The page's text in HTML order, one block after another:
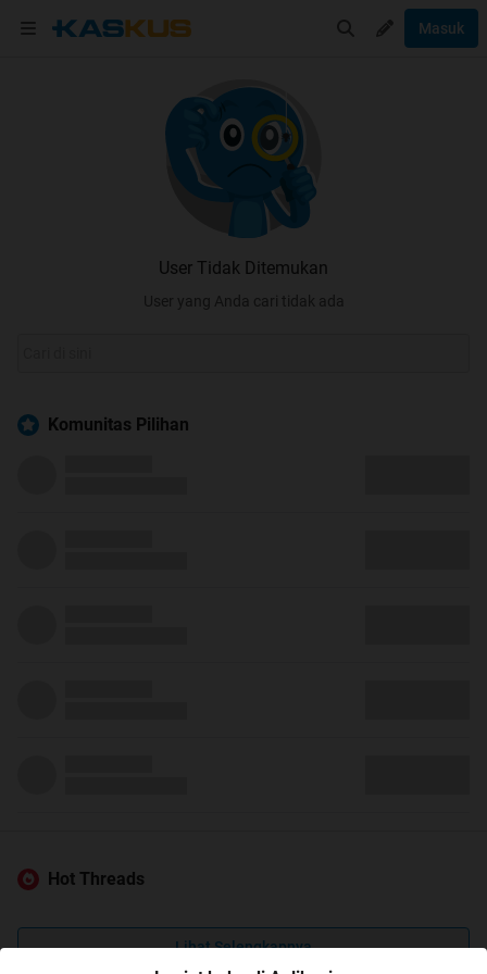
Masuk
User Tidak Ditemukan
User yang Anda cari tidak ada
Komunitas Pilihan
Hot Threads
Lihat Selengkapnya